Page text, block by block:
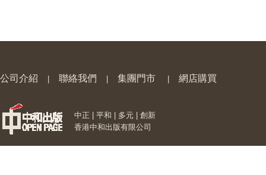
公司介紹 聯絡我們 集團門市 網店購買
中正 | 平和 | 多元 | 創新
香港中和出版有限公司